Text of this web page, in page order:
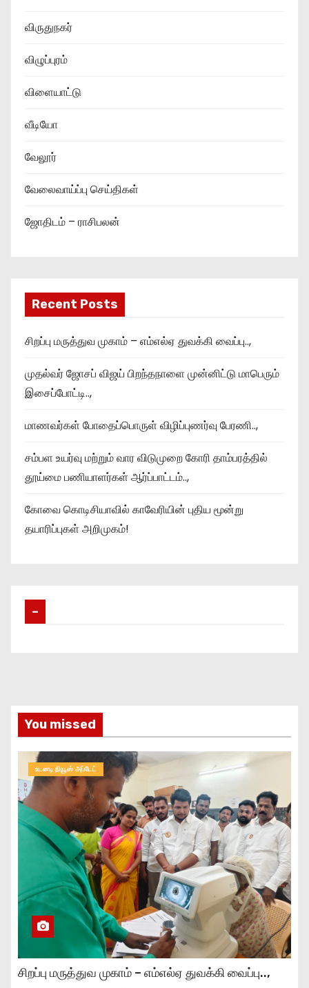
விருதுநகர்
விழுப்புரம்
விளையாட்டு
வீடியோ
வேலூர்
வேலைவாய்ப்பு செய்திகள்
ஜோதிடம் – ராசிபலன்
Recent Posts
சிறப்பு மருத்துவ முகாம் – எம்எல்ஏ துவக்கி வைப்பு..,
முதல்வர் ஜோசப் விஜய் பிறந்தநாளை முன்னிட்டு மாபெரும்
இசைப்போட்டி..,
மாணவர்கள் போதைப்பொருள் விழிப்புணர்வு பேரணி..,
சம்பள உயர்வு மற்றும் வார விடுமுறை கோரி தாம்பரத்தில்
தூய்மை பணியாளர்கள் ஆர்ப்பாட்டம்..,
கோவை கொடிசியாவில் காவேரியின் புதிய மூன்று
தயாரிப்புகள் அறிமுகம்!
–
You missed
உடனடி நியூஸ் அப்டேட்
சிறப்பு மருத்துவ முகாம் – எம்எல்ஏ துவக்கி வைப்பு..,